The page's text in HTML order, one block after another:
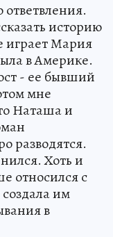
историю
играет Мария
в Америке.
- ее бывший
мне
Наташа и
разводятся.
Хоть и
относился с
им
в